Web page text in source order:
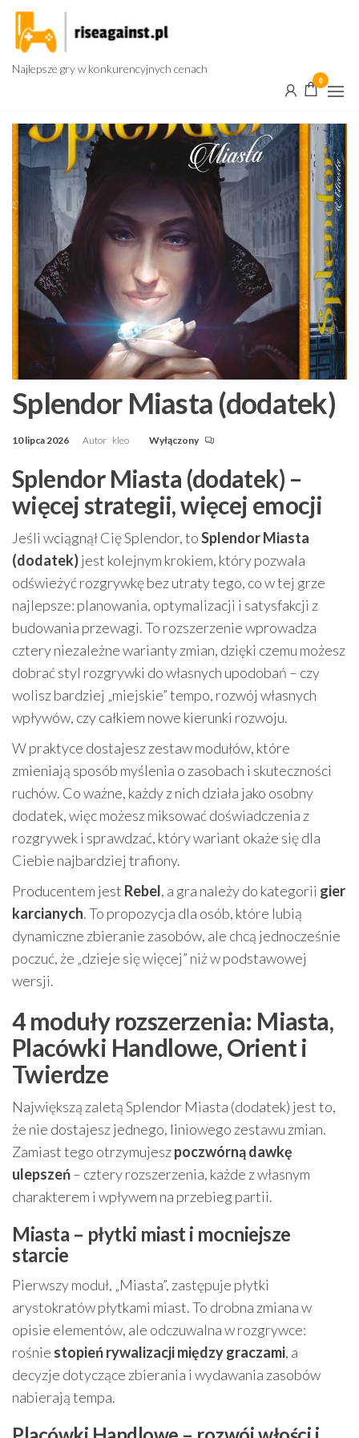
Przejdź
treści
Najlepsze gry w konkurencyjnych cenach
0
Splendor Miasta (dodatek)
10 lipca 2026 Autor kleo Wyłączony
Splendor Miasta (dodatek) –
więcej strategii, więcej emocji
Jeśli wciągnął Cię Splendor, toSplendor Miasta
(dodatek)jest kolejnym krokiem, który pozwala
odświeżyć rozgrywkę bez utraty tego, co w tej grze
najlepsze: planowania, optymalizacji i satysfakcji z
budowania przewagi. To rozszerzenie wprowadza
cztery niezależne warianty zmian, dzięki czemu możesz
dobrać styl rozgrywki do własnych upodobań – czy
wolisz bardziej „miejskie” tempo, rozwój własnych
wpływów, czy całkiem nowe kierunki rozwoju.
W praktyce dostajesz zestaw modułów, które
zmieniają sposób myślenia o zasobach i skuteczności
ruchów. Co ważne, każdy z nich działa jako osobny
dodatek, więc możesz miksować doświadczenia z
rozgrywek i sprawdzać, który wariant okaże się dla
Ciebie najbardziej trafiony.
Producentem jest Rebel, a gra należy do kategorii gier
karcianych. To propozycja dla osób, które lubią
dynamiczne zbieranie zasobów, ale chcą jednocześnie
poczuć, że „dzieje się więcej” niż w podstawowej
wersji.
4 moduły rozszerzenia: Miasta,
Placówki Handlowe, Orient i
Twierdze
Największą zaletą Splendor Miasta (dodatek) jest to,
że nie dostajesz jednego, liniowego zestawu zmian.
Zamiast tego otrzymujeszpoczwórną dawkę
ulepszeń– cztery rozszerzenia, każde z własnym
charakterem i wpływem na przebieg partii.
Miasta – płytki miast i mocniejsze
starcie
Pierwszy moduł, „Miasta”, zastępuje płytki
arystokratów płytkami miast. To drobna zmiana w
opisie elementów, ale odczuwalna w rozgrywce:
rośnie stopień rywalizacji między graczami, a
decyzje dotyczące zbierania i wydawania zasobów
nabierają tempa.